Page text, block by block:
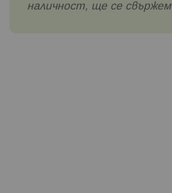
наличност, ще се свържем